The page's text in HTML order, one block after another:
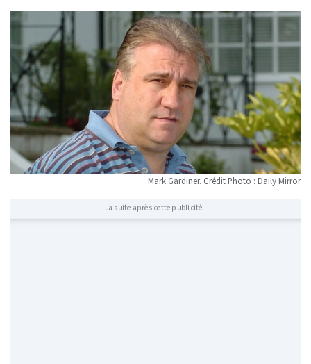
Mark Gardiner. Crédit Photo : Daily Mirror
La suite après cette publicité